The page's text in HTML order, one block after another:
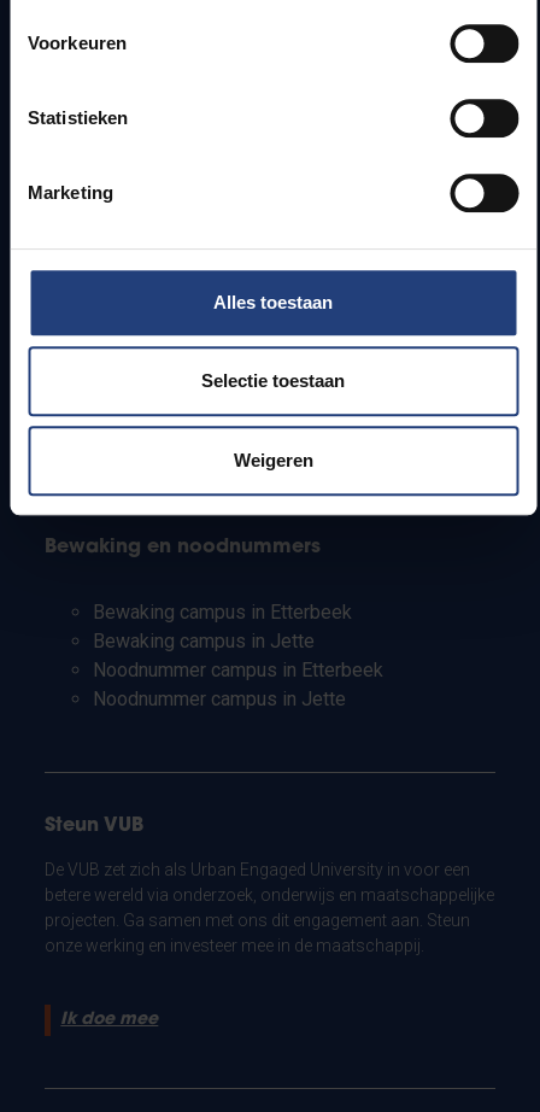
Voorkeuren
Statistieken
Marketing
Alles toestaan
Selectie toestaan
Weigeren
Webmail
Bereikbaarheid
Info voor
Studenten
Leerkrachten en secundaire scholen
Bewaking en noodnummers
Bewaking campus in Etterbeek
Bewaking campus in Jette
Noodnummer campus in Etterbeek
Noodnummer campus in Jette
Steun VUB
De VUB zet zich als Urban Engaged University in voor een
betere wereld via onderzoek, onderwijs en maatschappelijke
projecten. Ga samen met ons dit engagement aan. Steun
onze werking en investeer mee in de maatschappij.
Ik doe mee